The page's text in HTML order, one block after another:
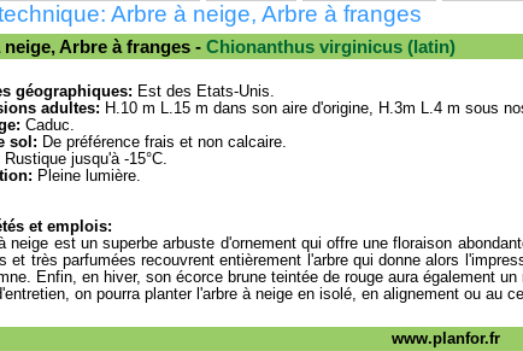
Arbre à neige, Arbre à franges
Arbre à franges - Chionanthus virginicus (latin)
géographiques: Est des Etats-Unis.
adultes: H.10 m L.15 m dans son aire d'origine, H.3m L.4 m sous
Caduc.
sol: De préférence frais et non calcaire.
Rustique jusqu'à -15°C.
Pleine lumière.
et emplois:
neige est un superbe arbuste d'ornement qui offre une floraison
et très parfumées recouvrent entièrement l'arbre qui donne alors
Enfin, en hiver, son écorce brune teintée de rouge aura également un
on pourra planter l'arbre à neige en isolé, en alignement ou au
www.planfor.fr